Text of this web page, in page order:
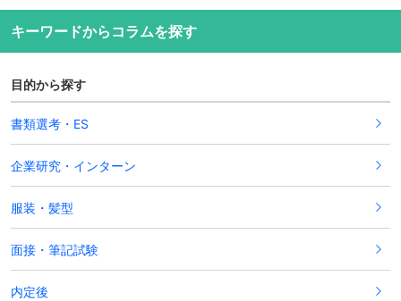
キーワードからコラムを探す
目的から探す
書類選考・ES
企業研究・インターン
服装・髪型
面接・筆記試験
内定後